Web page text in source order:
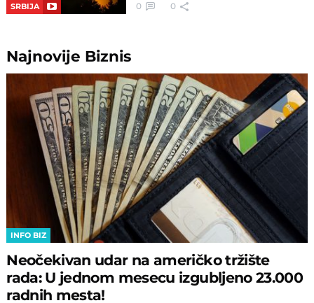
SRBIJA 0 0
Najnovije Biznis
INFO BIZ
Neočekivan udar na američko tržište
rada: U jednom mesecu izgubljeno 23.000
radnih mesta!